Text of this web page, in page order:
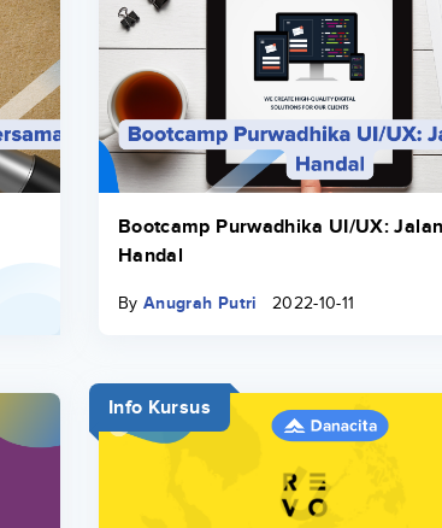
Bootcamp Purwadhika UI/UX:
Handal
By Anugrah Putri 2022-10-11
Info Kursus